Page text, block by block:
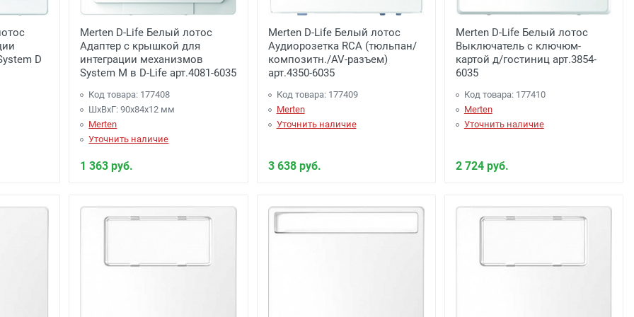
- (для Регионов)Подробнее
D
Merten D-Life Белый лотос
Адаптер с крышкой для
интеграции механизмов
System M в D-Life арт.4081-6035
Код товара: 177408
ШхВхГ: 90x84x12 мм
Merten
Уточнить наличие
1 363 руб.
Merten D-Life Белый лотос
Аудиорозетка RCA (тюльпан/
композитн./AV-разъем)
арт.4350-6035
Код товара: 177409
Merten
Уточнить наличие
3 638 руб.
Merten D-Life Белый лотос
Выключатель с ключюм-
картой д/гостиниц арт.3854-
6035
Код товара: 177410
Merten
Уточнить наличие
2 724 руб.